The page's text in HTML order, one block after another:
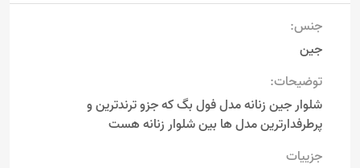
جنس:
جین
توضیحات:
شلوار جین زنانه مدل فول بگ که جزو ترندترین و
پرطرفدارترین مدل ها بین شلوار زنانه هست
جزییات